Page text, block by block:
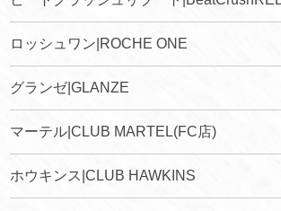
ロッシュワン|ROCHE ONE
グランゼ|GLANZE
マーテル|CLUB MARTEL(FC店)
ホウキンス|CLUB HAWKINS